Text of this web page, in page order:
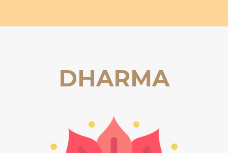
DHARMA